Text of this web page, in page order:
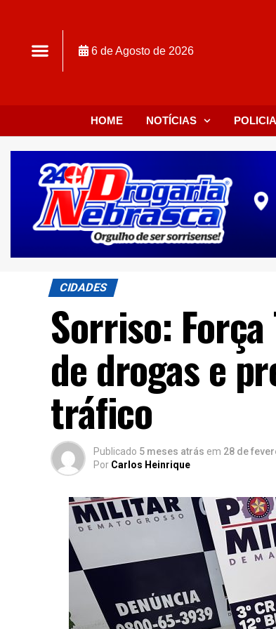
6 de Agosto de 2026
HOME NOTÍCIAS
CIDADES
Sorriso:
de drogas e
tráfico
Publicado 5 meses atrás em 28 de
Por Carlos Heinrique